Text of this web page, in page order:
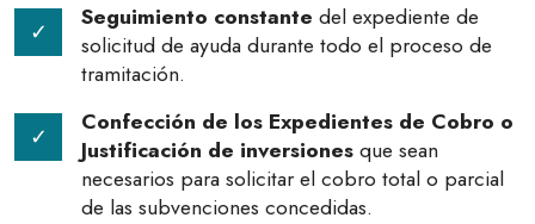
Seguimiento constante del expediente de
solicitud de ayuda durante todo el proceso de
tramitación.
Confección de los Expedientes de Cobro o
Justificación de inversionesque sean
necesarios para solicitar el cobro total o parcial
de las subvenciones concedidas.